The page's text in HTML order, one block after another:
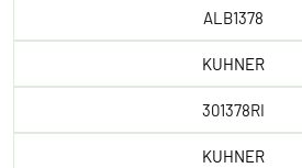
ALB1378
KUHNER
301378RI
KUHNER